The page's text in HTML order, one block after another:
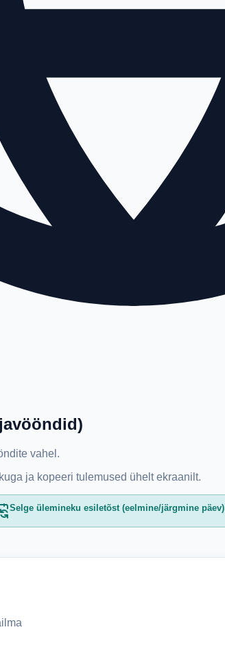
vahel.
ja kopeeri tulemused ühelt ekraanilt.
Selge ülemineku esiletõst (eelmine/järgmine päev)